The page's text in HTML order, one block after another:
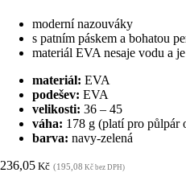
moderní nazouváky
s patním páskem a bohatou
materiál EVA nesaje vodu a
materiál: EVA
podešev: EVA
velikosti: 36 – 45
váha: 178 g (platí pro půlpár
barva: navy-zelená
236,05 Kč (195,08 Kč bez DPH)